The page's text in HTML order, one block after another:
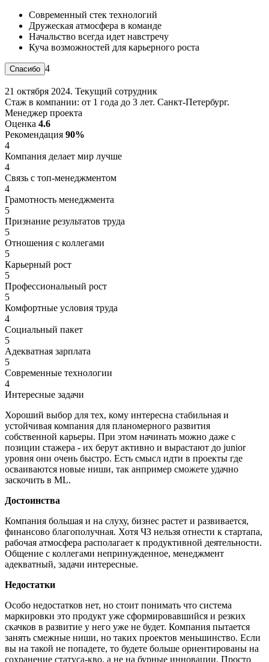
Современный стек технологий
Дружеская атмосфера в команде
Начальство всегда идет навстречу
Куча возможностей для карьерного роста
4
21 октября 2024. Текущий сотрудник
Стаж в компании: от 1 года до 3 лет. Санкт-Петербург.
Менеджер проекта
Оценка 4.6
Рекомендация 90%
4
Компания делает мир лучше
4
Связь с топ-менеджментом
4
Грамотность менеджмента
5
Признание результатов труда
5
Отношения с коллегами
5
Карьерный рост
5
Профессиональный рост
5
Комфортные условия труда
4
Социальный пакет
5
Адекватная зарплата
5
Современные технологии
4
Интересные задачи
Хороший выбор для тех, кому интересна стабильная и
устойчивая компания для планомерного развития
собственной карьеры. При этом начинать можно даже с
позиции стажера - их берут активно и вырастают до junior
уровня они очень быстро. Есть смысл идти в проекты где
осваиваются новые ниши, так анпример сможете удачно
заскочить в ML.
Достоинства
Компания большая и на слуху, бизнес растет и развивается,
финансово благополучная. Хотя ЧЗ нельзя отнести к стартапа,
рабочая атмосфера располагает к продуктивной деятельности.
Общение с коллегами непринужденное, менеджмент
адекватный, задачи интересные.
Недостатки
Особо недостатков нет, но стоит понимать что система
маркировки это продукт уже сформировавшийся и резких
скачков в развитие у него уже не будет. Компания пытается
занять смежные ниши, но таких проектов меньшинство. Если
вы на такой не попадете, то будете больше ориентированы на
сохранение статуса-кво, а не на бурные инновации. Просто